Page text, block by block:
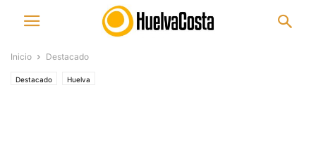
Inicio Destacado
Destacado Huelva